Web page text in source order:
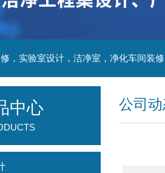
公司
中心